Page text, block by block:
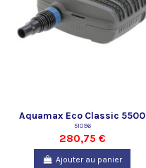
Aquamax Eco Classic 5500
51096
280,75 €
Ajouter au panier